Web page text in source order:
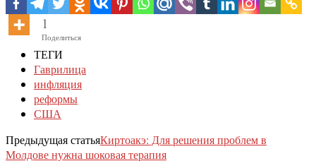
1
Поделиться
ТЕГИ
Гаврилица
инфляция
реформы
США
Предыдущая статьяКиртоакэ: Для решения проблем в
Молдове нужна шоковая терапия